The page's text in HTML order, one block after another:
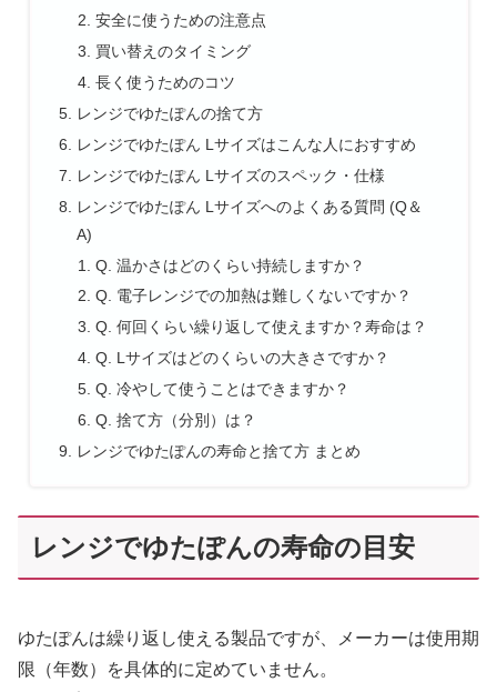
安全に使うための注意点
買い替えのタイミング
長く使うためのコツ
レンジでゆたぽんの捨て方
レンジでゆたぽん Lサイズはこんな人におすすめ
レンジでゆたぽん Lサイズのスペック・仕様
レンジでゆたぽん Lサイズへのよくある質問 (Q＆
A)
Q. 温かさはどのくらい持続しますか？
Q. 電子レンジでの加熱は難しくないですか？
Q. 何回くらい繰り返して使えますか？寿命は？
Q. Lサイズはどのくらいの大きさですか？
Q. 冷やして使うことはできますか？
Q. 捨て方（分別）は？
レンジでゆたぽんの寿命と捨て方 まとめ
レンジでゆたぽんの寿命の目安
ゆたぽんは繰り返し使える製品ですが、メーカーは使用期
限（年数）を具体的に定めていません。